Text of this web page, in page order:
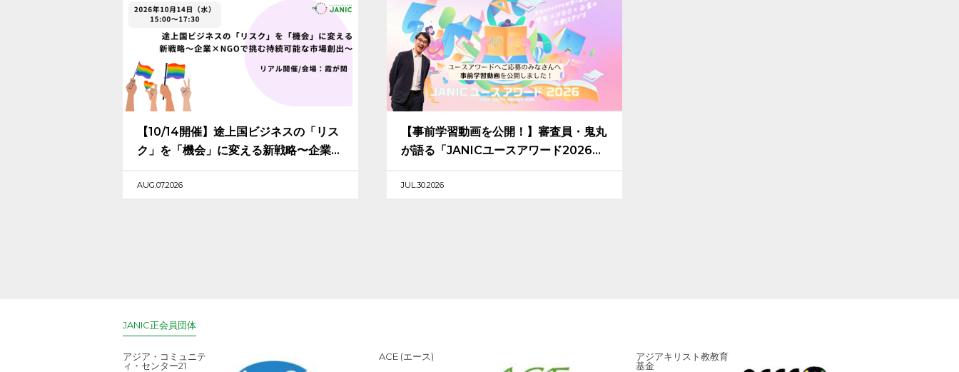
【10/14開催】途上国ビジネスの「リス
ク」を「機会」に変える新戦略〜企業
AUG.07.2026
【事前学習動画を公開！】審査員・鬼丸
が語る「JANICユースアワード2026」
JUL.30.2026
JANIC正会員団体
アジア・コミュニテ
ィ・センター21
ACE (エース)
アジアキリスト教教育
基金